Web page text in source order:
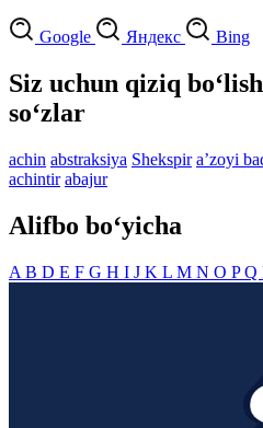
Google Яндекс Bing
Siz uchun qiziq
so‘zlar
achin abstraksiya Shekspir aʼzoyi
achintir abajur
Alifbo bo‘yicha
A B D E F G H I J K L M N O PQ